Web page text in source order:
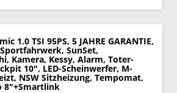
1.0 TSI 95PS, 5 JAHRE GARANTIE,
SunSet,
Kamera, Kessy, Alarm, Toter-
10", LED-Scheinwerfer, M-
NSW Sitzheizung, Tempomat,
8"+Smartlink